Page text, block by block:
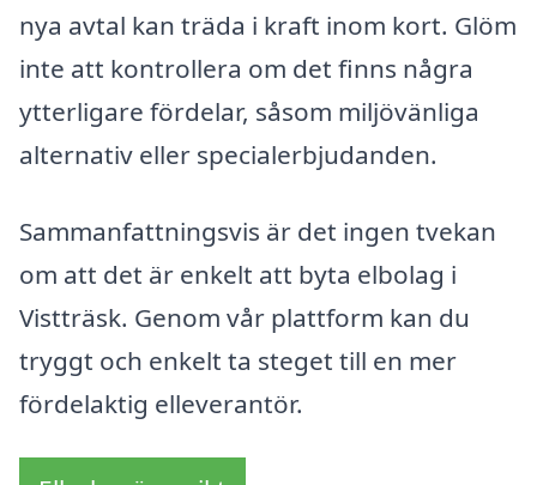
nya avtal kan träda i kraft inom kort. Glöm
inte att kontrollera om det finns några
ytterligare fördelar, såsom miljövänliga
alternativ eller specialerbjudanden.
Sammanfattningsvis är det ingen tvekan
om att det är enkelt att byta elbolag i
Vistträsk. Genom vår plattform kan du
tryggt och enkelt ta steget till en mer
fördelaktig elleverantör.